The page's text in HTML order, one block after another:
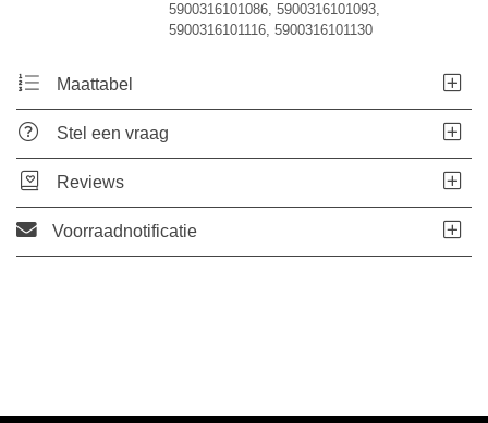
5900316101086, 5900316101093,
5900316101116, 5900316101130
Maattabel
Stel een vraag
Reviews
Voorraadnotificatie